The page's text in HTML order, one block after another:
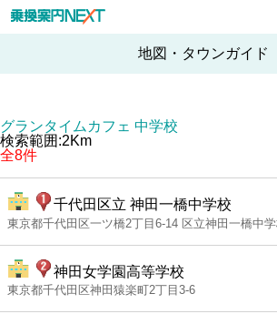
地図・タウンガイド
グランタイムカフェ 中学校
検索範囲:2Km
全8件
千代田区立 神田一橋中学校
東京都千代田区一ツ橋2丁目6-14 区立神田一橋中
神田女学園高等学校
東京都千代田区神田猿楽町2丁目3-6